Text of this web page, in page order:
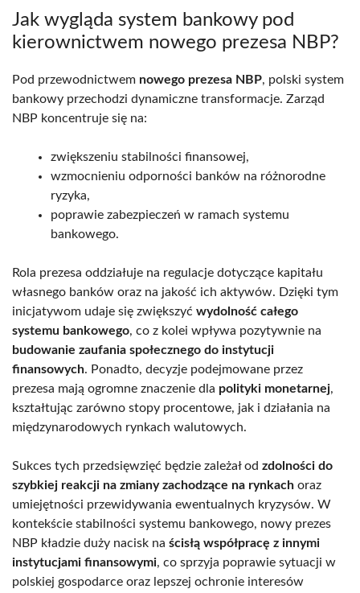
Jak wygląda system bankowy pod
kierownictwem nowego prezesa NBP?
Pod przewodnictwem nowego prezesa NBP, polski system
bankowy przechodzi dynamiczne transformacje. Zarząd
NBP koncentruje się na:
zwiększeniu stabilności finansowej,
wzmocnieniu odporności banków na różnorodne
ryzyka,
poprawie zabezpieczeń w ramach systemu
bankowego.
Rola prezesa oddziałuje na regulacje dotyczące kapitału
własnego banków oraz na jakość ich aktywów. Dzięki tym
inicjatywom udaje się zwiększyć wydolność całego
systemu bankowego, co z kolei wpływa pozytywnie na
budowanie zaufania społecznego do instytucji
finansowych. Ponadto, decyzje podejmowane przez
prezesa mają ogromne znaczenie dla polityki monetarnej,
kształtując zarówno stopy procentowe, jak i działania na
międzynarodowych rynkach walutowych.
Sukces tych przedsięwzięć będzie zależał od zdolności do
szybkiej reakcji na zmiany zachodzące na rynkach oraz
umiejętności przewidywania ewentualnych kryzysów. W
kontekście stabilności systemu bankowego, nowy prezes
NBP kładzie duży nacisk na ścisłą współpracę z innymi
instytucjami finansowymi, co sprzyja poprawie sytuacji w
polskiej gospodarce oraz lepszej ochronie interesów